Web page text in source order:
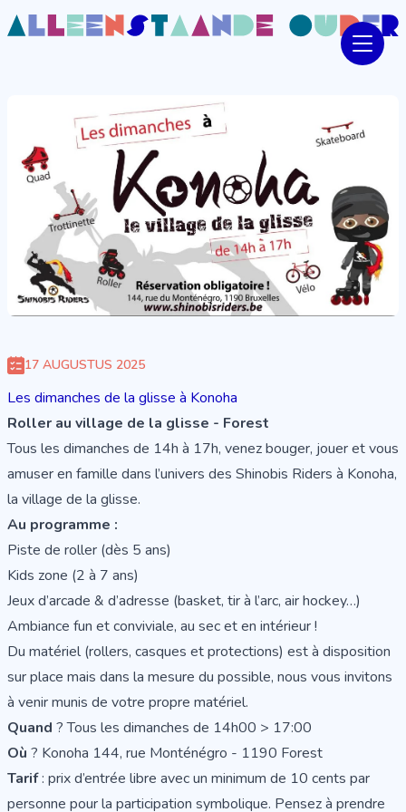
17 AUGUSTUS 2025
Les dimanches de la glisse à Konoha
Roller au village de la glisse - Forest
Tous les dimanches de 14h à 17h, venez bouger, jouer et vous
amuser en famille dans l’univers des Shinobis Riders à Konoha,
la village de la glisse.
Au programme :
Piste de roller (dès 5 ans)
Kids zone (2 à 7 ans)
Jeux d’arcade & d’adresse (basket, tir à l’arc, air hockey…)
Ambiance fun et conviviale, au sec et en intérieur !
Du matériel (rollers, casques et protections) est à disposition
sur place mais dans la mesure du possible, nous vous invitons
à venir munis de votre propre matériel.
Quand ? Tous les dimanches de 14h00 > 17:00
Où ? Konoha 144, rue Monténégro - 1190 Forest
Tarif: prix d’entrée libre avec un minimum de 10 cents par
personne pour la participation symbolique. Pensez à prendre